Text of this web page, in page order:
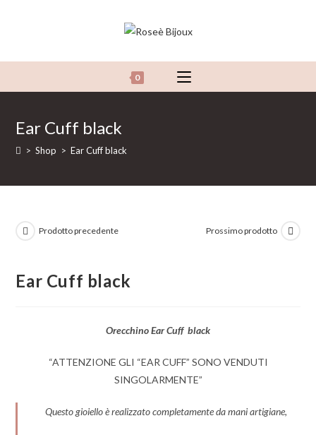
0
Ear Cuff black
> Shop > Ear Cuff black
Prodotto precedente Prossimo prodotto
Ear Cuff black
Orecchino Ear Cuff black
“ATTENZIONE GLI “EAR CUFF” SONO VENDUTI
SINGOLARMENTE”
Questo gioiello è realizzato completamente da mani artigiane,